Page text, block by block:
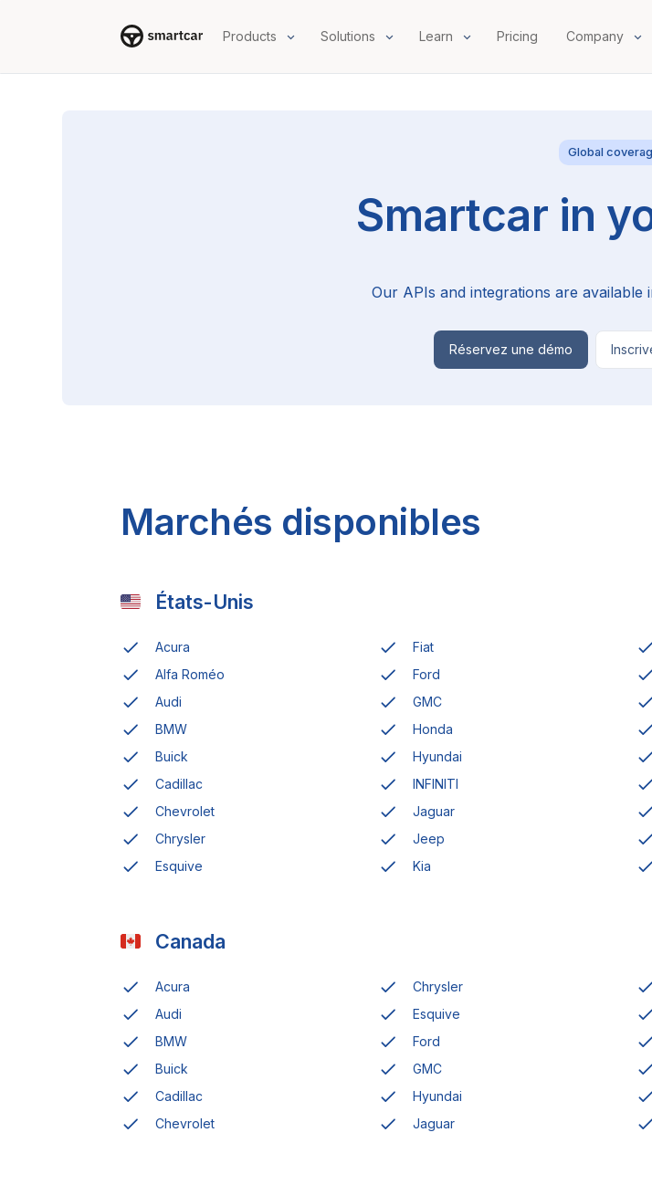
Products Solutions Learn Pricing Company
Global
Smartcar in
Our APIs and integrations are
Réservez une démo
Marchés disponibles
États-Unis
Acura
Alfa Roméo
Audi
BMW
Buick
Cadillac
Chevrolet
Chrysler
Esquive
Fiat
Ford
GMC
Honda
Hyundai
INFINITI
Jaguar
Jeep
Kia
Canada
Acura
Audi
BMW
Buick
Cadillac
Chevrolet
Chrysler
Esquive
Ford
GMC
Hyundai
Jaguar